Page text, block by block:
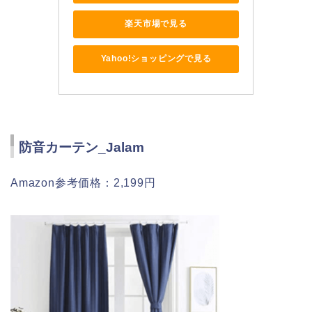
楽天市場で見る
Yahoo!ショッピングで見る
防音カーテン_Jalam
Amazon参考価格：2,199円